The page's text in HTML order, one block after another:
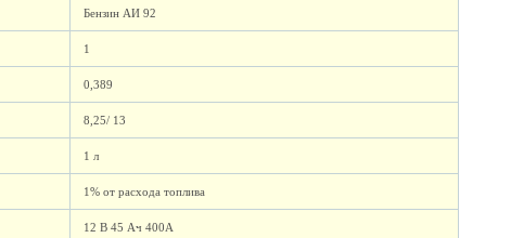
Бензин АИ 92
1
0,389
8,25/ 13
1 л
1% от расхода топлива
12 В 45 Ач 400А